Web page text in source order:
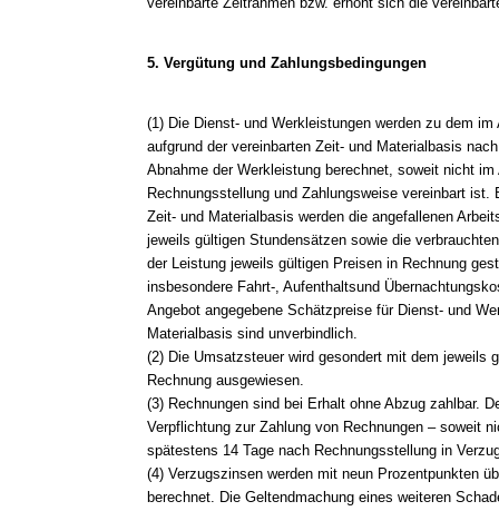
5. Vergütung und Zahlungsbedingungen
(1) Die Dienst- und Werkleistungen werden zu dem
aufgrund der vereinbarten Zeit- und Materialbasis
Abnahme der Werkleistung berechnet, soweit nicht im
Rechnungsstellung und Zahlungsweise vereinbart
Zeit- und Materialbasis werden die angefallenen
jeweils gültigen Stundensätzen sowie die
der Leistung jeweils gültigen Preisen in Rechnung
insbesondere Fahrt-, Aufenthaltsund
Angebot angegebene Schätzpreise für Dienst- und
Materialbasis sind unverbindlich.
(2) Die Umsatzsteuer wird gesondert mit dem jeweils
Rechnung ausgewiesen.
(3) Rechnungen sind bei Erhalt ohne Abzug zahlbar.
Verpflichtung zur Zahlung von Rechnungen – soweit
spätestens 14 Tage nach Rechnungsstellung in
(4) Verzugszinsen werden mit neun Prozentpunkten
berechnet. Die Geltendmachung eines weiteren